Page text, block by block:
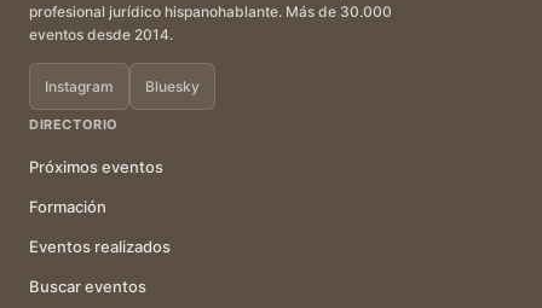
profesional jurídico hispanohablante. Más de 30.000
eventos desde 2014.
Instagram Bluesky
DIRECTORIO
Próximos eventos
Formación
Eventos realizados
Buscar eventos